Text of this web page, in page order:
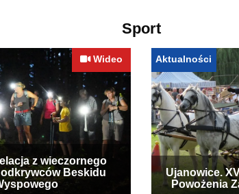
Sport
Wideo
z wieczornego
Beskidu
Aktualności
Ujanowice.
Powożenia